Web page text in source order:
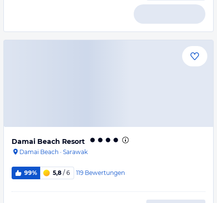
Damai Beach Resort
Damai Beach · Sarawak
99% 5,8 / 6 119 Bewertungen